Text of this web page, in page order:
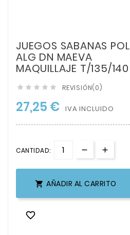
JUEGOS SABANAS POL
ALG DN MAEVA
MAQUILLAJE T/135/140
     REVISIÓN(0)
27,25 € IVA INCLUIDO
CANTIDAD:
 AÑADIR AL CARRITO
